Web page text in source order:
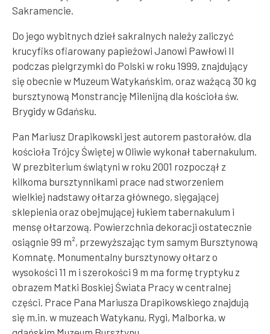
Sakramencie.
Do jego wybitnych dzieł sakralnych należy zaliczyć
krucyfiks ofiarowany papieżowi Janowi Pawłowi II
podczas pielgrzymki do Polski w roku 1999, znajdujący
się obecnie w Muzeum Watykańskim, oraz ważącą 30 kg
bursztynową Monstrancję Milenijną dla kościoła św.
Brygidy w Gdańsku.
Pan Mariusz Drapikowski jest autorem pastorałów, dla
kościoła Trójcy Świętej w Oliwie wykonał tabernakulum.
W prezbiterium świątyni w roku 2001 rozpoczął z
kilkoma bursztynnikami prace nad stworzeniem
wielkiej nadstawy ołtarza głównego, sięgającej
sklepienia oraz obejmującej łukiem tabernakulum i
mensę ołtarzową. Powierzchnia dekoracji ostatecznie
osiągnie 99 m², przewyższając tym samym Bursztynową
Komnatę. Monumentalny bursztynowy ołtarz o
wysokości 11 m i szerokości 9 m ma formę tryptyku z
obrazem Matki Boskiej Świata Pracy w centralnej
części. Prace Pana Mariusza Drapikowskiego znajdują
się m.in. w muzeach Watykanu, Rygi, Malborka, w